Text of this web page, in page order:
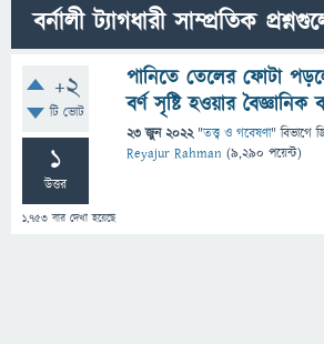
বর্নালী ট্যাগধারী সাম্প্রতিক
+2
টি ভোট
1
উত্তর
1,753 বার দেখা হয়েছে
পানিতে তেলের ফোটা
বর্ণ সৃষ্টি হওয়ার বৈজ্ঞানিক
23 জুন 2022 "তত্ত্ব ও গবেষণা" বিভাগে
Reyajur Rahman (9,290 পয়েন্ট)